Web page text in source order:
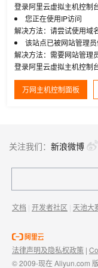
登录阿里云虚拟主机控制
您正在使用IP访问
解决方法：请尝试使用域
该站点已被网站管理
解决方法：需要网站管理
登录阿里云虚拟主机控制
万网主机控制面板